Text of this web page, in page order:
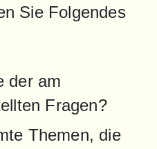
Sie Folgendes
der am
Fragen?
Themen, die